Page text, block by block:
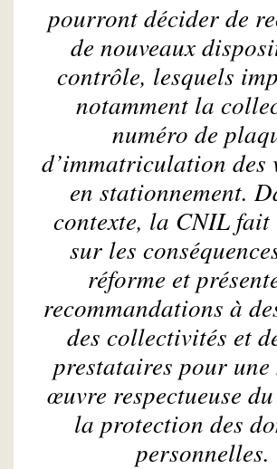
pourront décider de
de nouveaux
contrôle, lesquels
notamment la
numéro de
d’immatriculation des
en stationnement.
contexte, la CNIL
sur les
réforme et
recommandations à
des collectivités et
prestataires pour une
œuvre respectueuse
la protection des
personnelles.